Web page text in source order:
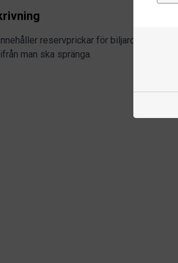
reservprickar för biljardbord. De
man ska spränga.